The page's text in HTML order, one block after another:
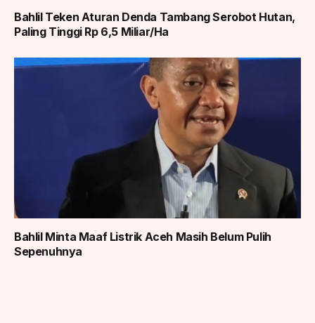
Bahlil Teken Aturan Denda Tambang Serobot Hutan,
Paling Tinggi Rp 6,5 Miliar/Ha
Bahlil Minta Maaf Listrik Aceh Masih Belum Pulih
Sepenuhnya